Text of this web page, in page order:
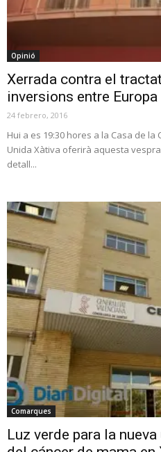
Opinió
Xerrada contra el
inversions entre Europa
24 febrero, 2016
Hui a es 19:30 hores a la Casa de la
Unida Xàtiva oferirà aquesta
detall...
Comarques
Luz verde para la